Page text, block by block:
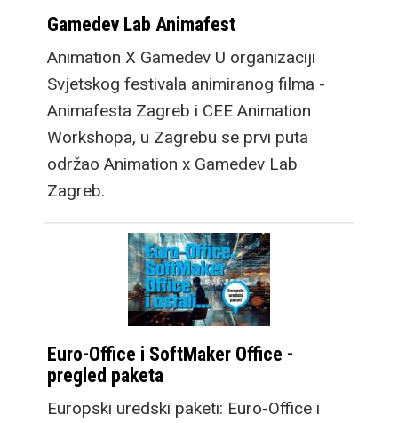
Gamedev Lab Animafest
Animation X Gamedev U organizaciji
Svjetskog festivala animiranog filma -
Animafesta Zagreb i CEE Animation
Workshopa, u Zagrebu se prvi puta
održao Animation x Gamedev Lab
Zagreb.
Euro-Office i SoftMaker Office -
pregled paketa
Europski uredski paketi: Euro-Office i